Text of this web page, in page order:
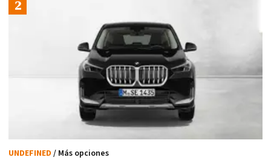
UNDEFINED / Más opciones